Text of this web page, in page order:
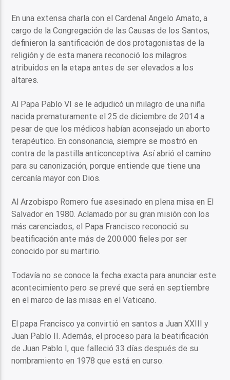
En una extensa charla con el Cardenal Angelo Amato, a
cargo de la Congregación de las Causas de los Santos,
definieron la santificación de dos protagonistas de la
religión y de esta manera reconoció los milagros
atribuidos en la etapa antes de ser elevados a los
altares.
Al Papa Pablo VI se le adjudicó un milagro de una niña
nacida prematuramente el 25 de diciembre de 2014 a
pesar de que los médicos habían aconsejado un aborto
terapéutico. En consonancia, siempre se mostró en
contra de la pastilla anticonceptiva. Así abrió el camino
para su canonización, porque entiende que tiene una
cercanía mayor con Dios.
Al Arzobispo Romero fue asesinado en plena misa en El
Salvador en 1980. Aclamado por su gran misión con los
más carenciados, el Papa Francisco reconoció su
beatificación ante más de 200.000 fieles por ser
conocido por su martirio.
Todavía no se conoce la fecha exacta para anunciar este
acontecimiento pero se prevé que será en septiembre
en el marco de las misas en el Vaticano.
El papa Francisco ya convirtió en santos a Juan XXIII y
Juan Pablo II. Además, el proceso para la beatificación
de Juan Pablo I, que falleció 33 días después de su
nombramiento en 1978 que está en curso.